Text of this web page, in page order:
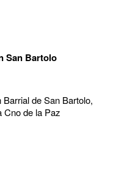
San Bartolo
de San Bartolo,
Cno de la Paz